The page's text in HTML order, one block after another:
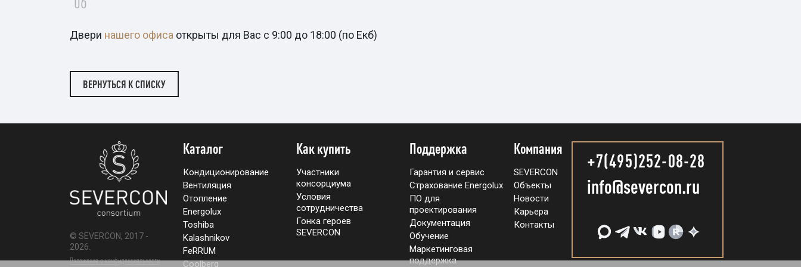
Двери нашего офиса открыты для Вас с 9:00 до 18:00 (по Екб)
ВЕРНУТЬСЯ К СПИСКУ
© SEVERCON, 2017 -
2026.
Положение о конфиденциальности
Каталог
Кондиционирование
Вентиляция
Отопление
Energolux
Toshiba
Kalashnikov
FeRRUM
Coolberg
Как купить
Участники
консорциума
Условия
сотрудничества
Гонка героев
SEVERCON
Поддержка
Гарантия и сервис
Страхование Energolux
ПО для
проектирования
Документация
Обучение
Маркетинговая
поддержка
Компания
SEVERCON
Объекты
Новости
Карьера
Контакты
+7(495)252-08-28
info@severcon.ru